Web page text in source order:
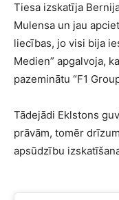
Tiesa izskatīja
Mulensa un jau
liecības, jo visi bija
Medien” apgalvoja,
pazeminātu “F1
Tādejādi Eklstons
prāvām, tomēr
apsūdzību